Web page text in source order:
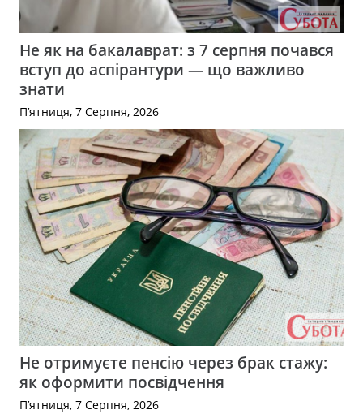
Не як на бакалаврат: з 7 серпня почався
вступ до аспірантури — що важливо
знати
П’ятниця, 7 Серпня, 2026
Не отримуєте пенсію через брак стажу:
як оформити посвідчення
П’ятниця, 7 Серпня, 2026